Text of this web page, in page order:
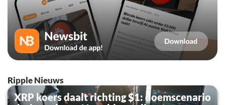
Ripple Nieuws
XRP koers daalt richting $1: doemscenario